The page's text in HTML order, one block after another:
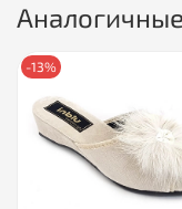
-13%